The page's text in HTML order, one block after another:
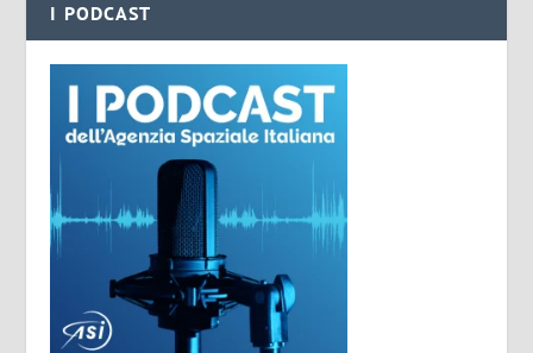
I PODCAST